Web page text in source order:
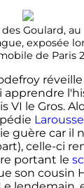
des Goulard,
exposée
de Paris
apprendre
VI le Gros.
Larousse
guère car il
celle-ci
portant le
son cousin